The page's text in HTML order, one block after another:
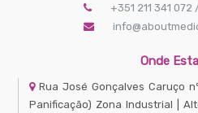
+351 211 341
Onde
Rua José Gonçalves Caruço
Panificação) Zona Industrial |